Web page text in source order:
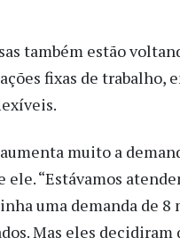
também estão
fixas de trabalho,
muito a
ele. “Estávamos
uma demanda de 8
Mas eles decidiram